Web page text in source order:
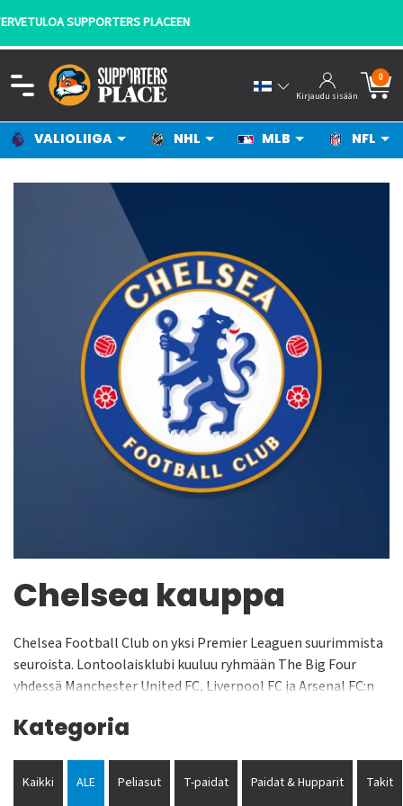
- KANNATTAJILTA KANNATTAJILLE!
Kirjaudu sisään
0
VALIOLIIGA NHL MLB NFL
Chelsea kauppa
Chelsea Football Club on yksi Premier Leaguen suurimmista
seuroista. Lontoolaisklubi kuuluu ryhmään The Big Four
yhdessä Manchester United FC, Liverpool FC ja Arsenal FC:n
Englannissa kuin Euroopassa. Seura perustettiin 1905 ja on
pelaa kotiottelunsa Stamford Bridge stadionilla, jonka
yleisökapasiteetti on noin 42 500 henkilöä. Legendaarisia
Kategoria
Kaikki ALE Peliasut T-paidat Paidat & Hupparit Takit